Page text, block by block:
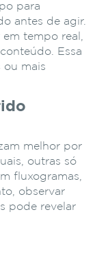
para
antes de agir.
tempo real,
Essa
ou mais
melhor por
outras só
fluxogramas,
observar
pode revelar